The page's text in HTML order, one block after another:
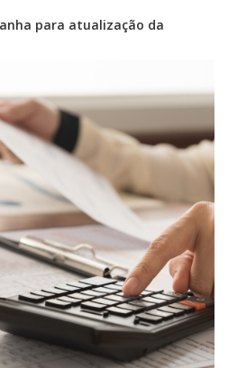
para atualização da